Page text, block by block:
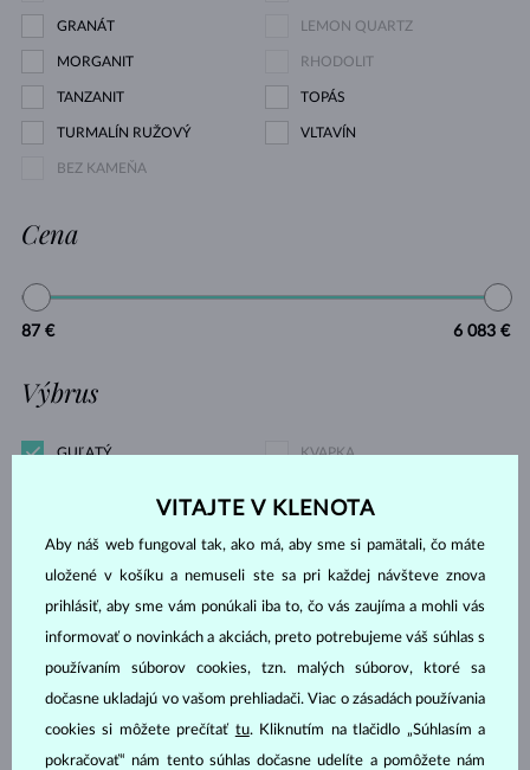
GRANÁT LEMON QUARTZ
MORGANIT RHODOLIT
TANZANIT TOPÁS
TURMALÍN RUŽOVÝ VLTAVÍN
BEZ KAMEŇA
Cena
87 € 6 083 €
Výbrus
GUĽATÝ KVAPKA
Druh perly
TAHITSKÁ SLADKOVODNÉ
AKOYA
VITAJTE V KLENOTA
Aby náš web fungoval tak, ako má, aby sme si pamätali, čo máte
uložené v košíku a nemuseli ste sa pri každej návšteve znova
prihlásiť, aby sme vám ponúkali iba to, čo vás zaujíma a mohli vás
informovať o novinkách a akciách, preto potrebujeme váš súhlas s
používaním súborov cookies, tzn. malých súborov, ktoré sa
dočasne ukladajú vo vašom prehliadači. Viac o zásadách používania
cookies si môžete prečítať tu. Kliknutím na tlačidlo „Súhlasím a
pokračovať“ nám tento súhlas dočasne udelíte a pomôžete nám